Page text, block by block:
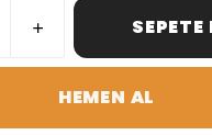
SEPETE
HEMEN AL